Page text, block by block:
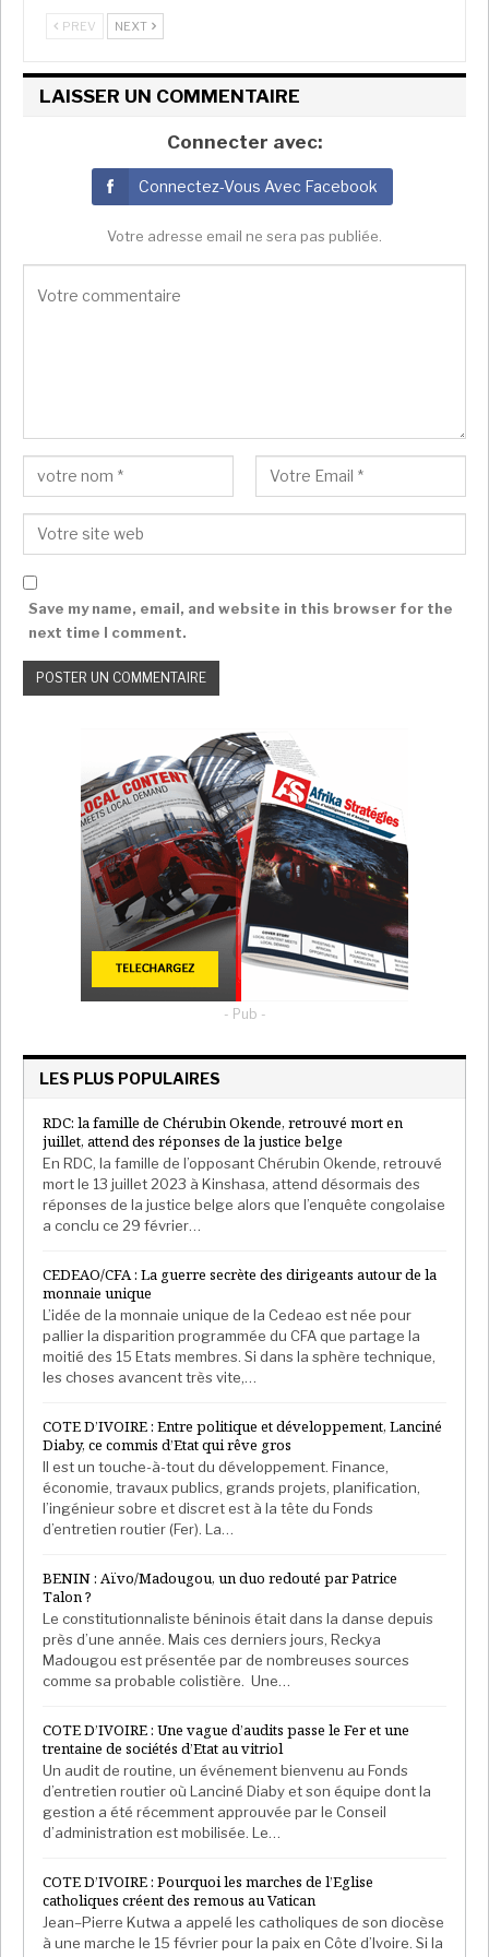
Présidentielle de 2019. Il est frappé d’une interdiction
à vie de se présenter à de futures élections.
Afrika Stratégies France avec RFI
PREV NEXT
LAISSER UN COMMENTAIRE
Connecter avec:
Connectez-Vous Avec Facebook
Votre adresse email ne sera pas publiée.
Save my name, email, and website in this browser for the
next time I comment.
- Pub -
LES PLUS POPULAIRES
RDC: la famille de Chérubin Okende, retrouvé mort en
juillet, attend des réponses de la justice belge
En RDC, la famille de l’opposant Chérubin Okende, retrouvé
mort le 13 juillet 2023 à Kinshasa, attend désormais des
réponses de la justice belge alors que l’enquête congolaise
a conclu ce 29 février…
CEDEAO/CFA : La guerre secrète des dirigeants autour de la
monnaie unique
L’idée de la monnaie unique de la Cedeao est née pour
pallier la disparition programmée du CFA que partage la
moitié des 15 Etats membres. Si dans la sphère technique,
les choses avancent très vite,…
COTE D’IVOIRE : Entre politique et développement, Lanciné
Diaby, ce commis d’Etat qui rêve gros
Il est un touche-à-tout du développement. Finance,
économie, travaux publics, grands projets, planification,
l’ingénieur sobre et discret est à la tête du Fonds
d’entretien routier (Fer). La…
BENIN : Aïvo/Madougou, un duo redouté par Patrice
Talon ?
Le constitutionnaliste béninois était dans la danse depuis
près d’une année. Mais ces derniers jours, Reckya
Madougou est présentée par de nombreuses sources
comme sa probable colistière. Une…
COTE D’IVOIRE : Une vague d’audits passe le Fer et une
trentaine de sociétés d’Etat au vitriol
Un audit de routine, un événement bienvenu au Fonds
d’entretien routier où Lanciné Diaby et son équipe dont la
gestion a été récemment approuvée par le Conseil
d’administration est mobilisée. Le…
COTE D’IVOIRE : Pourquoi les marches de l’Eglise
catholiques créent des remous au Vatican
Jean–Pierre Kutwa a appelé les catholiques de son diocèse
à une marche le 15 février pour la paix en Côte d’Ivoire. Si la